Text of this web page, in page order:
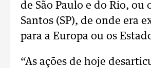
de São Paulo e do Rio, ou
Santos (SP), de onde era
para a Europa ou os
“As ações de hoje